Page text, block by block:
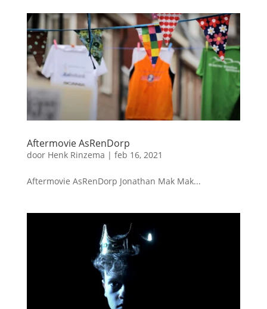
Aftermovie AsRenDorp
door Henk Rinzema | feb 16, 2021
Aftermovie AsRenDorp Jonathan Mak Mak...